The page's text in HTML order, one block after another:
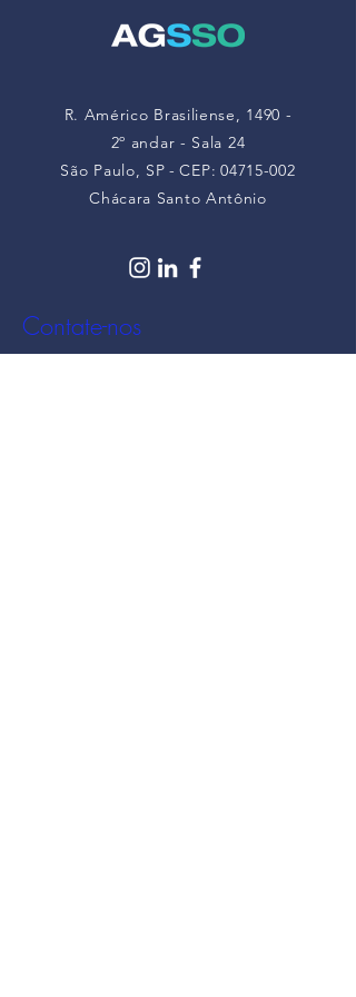
R. Américo Brasiliense, 1490 -
2º andar - Sala 24
São Paulo, SP -CEP: 04715-002
Chácara Santo Antônio
Contate-nos